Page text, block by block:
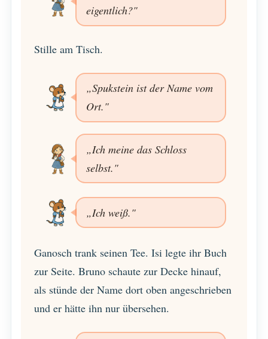
eigentlich?"
Stille am Tisch.
„Spukstein ist der Name vom
Ort."
„Ich meine das Schloss
selbst."
„Ich weiß."
Ganosch trank seinen Tee. Isi legte ihr Buch
zur Seite. Bruno schaute zur Decke hinauf,
als stünde der Name dort oben angeschrieben
und er hätte ihn nur übersehen.